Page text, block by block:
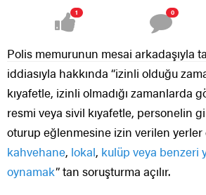
1 0
Polis memurunun mesai arkadaşıyla
iddiasıyla hakkında “izinli olduğu
kıyafetle, izinli olmadığı zamanlarda
resmi veya sivil kıyafetle, personelin
oturup eğlenmesine izin verilen yerler
kahvehane, lokal, kulüp veya benzeri
oynamak” tan soruşturma açılır.